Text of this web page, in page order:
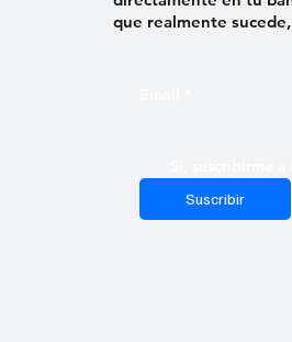
Suscribir
que realmente